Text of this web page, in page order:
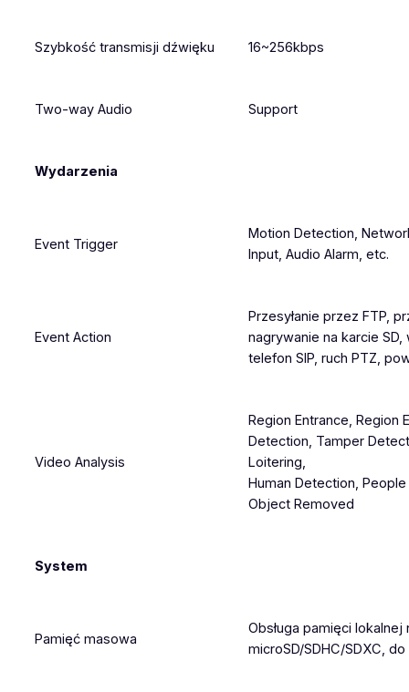
Szybkość transmisji dźwięku 16~256kbps
Two-way Audio Support
Wydarzenia
Event Trigger
Motion Detection,
Input, Audio Alarm, etc.
Event Action
Przesyłanie przez FTP,
nagrywanie na karcie
telefon SIP, ruch PTZ,
Video Analysis
Region Entrance, Region
Detection, Tamper
Loitering,
Human Detection,
Object Removed
System
Pamięć masowa
Obsługa pamięci lokalnej
microSD/SDHC/SDXC, do